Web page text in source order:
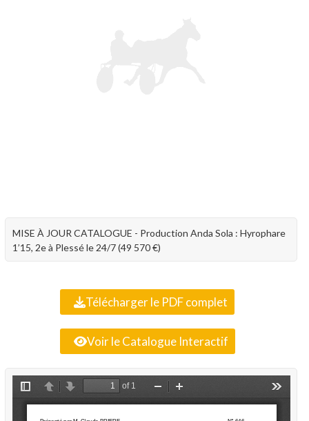
MISE À JOUR CATALOGUE - Production Anda Sola : Hyrophare
1’15, 2e à Plessé le 24/7 (49 570 €)
Télécharger le PDF complet
Voir le Catalogue Interactif